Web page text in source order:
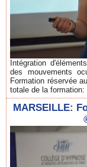
Intégration
des mouvements
Formation réservée
totale de la formation:
MARSEILLE: